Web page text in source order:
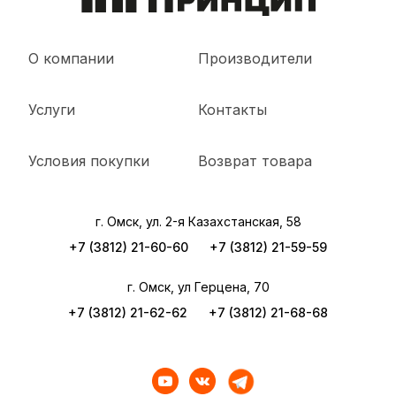
О компании
Услуги
Условия покупки
Производители
Контакты
Возврат товара
г. Омск, ул. 2-я Казахстанская, 58
+7 (3812) 21-60-60
+7 (3812) 21-59-59
г. Омск, ул Герцена, 70
+7 (3812) 21-62-62
+7 (3812) 21-68-68